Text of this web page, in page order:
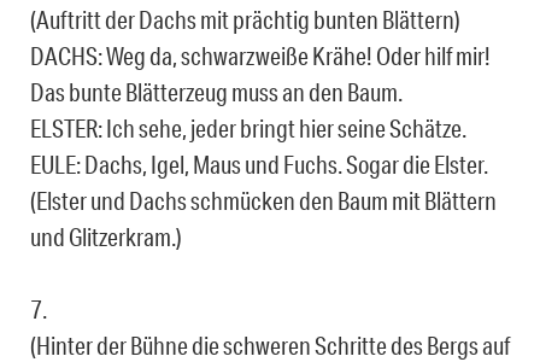
(Auftritt der Dachs mit prächtig bunten Blättern)
DACHS: Weg da, schwarzweiße Krähe! Oder hilf mir!
Das bunte Blätterzeug muss an den Baum.
ELSTER: Ich sehe, jeder bringt hier seine Schätze.
EULE: Dachs, Igel, Maus und Fuchs. Sogar die Elster.
(Elster und Dachs schmücken den Baum mit Blättern
und Glitzerkram.)
7.
(Hinter der Bühne die schweren Schritte des Bergs auf